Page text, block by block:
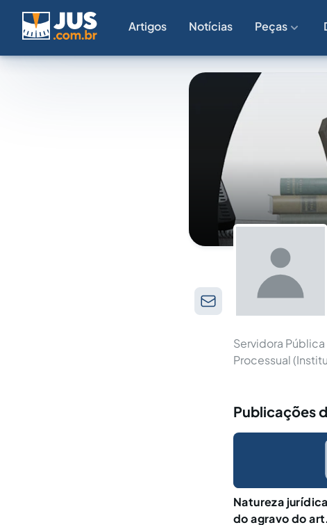
Artigos Notícias Peças
Servidora
Processual
Publicações
Natureza
do agravo do